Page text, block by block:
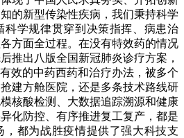
的新型传染性疾病，我们秉持科学
科学规律贯穿到决策指挥、病患治
方面全过程。在没有特效药的情况
推出八版全国新冠肺炎诊疗方案，
效的中药西药和治疗办法，被多个
建方舱医院，还是多条技术路线研
核酸检测、大数据追踪溯源和健康
化防控、有序推进复工复产，都是
，都为战胜疫情提供了强大科技支